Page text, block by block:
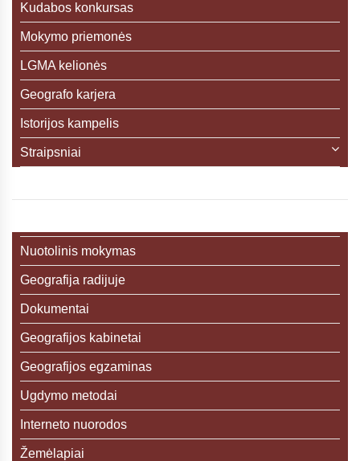
Kudabos konkursas
Mokymo priemonės
LGMA kelionės
Geografo karjera
Istorijos kampelis
Straipsniai
Nuotolinis mokymas
Geografija radijuje
Dokumentai
Geografijos kabinetai
Geografijos egzaminas
Ugdymo metodai
Interneto nuorodos
Žemėlapiai